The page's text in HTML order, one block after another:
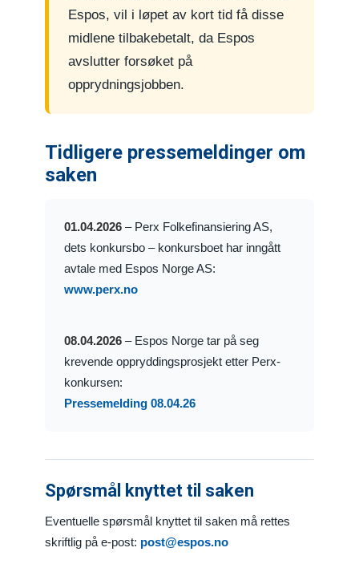
Espos, vil i løpet av kort tid få disse
midlene tilbakebetalt, da Espos
avslutter forsøket på
opprydningsjobben.
Tidligere pressemeldinger om
saken
01.04.2026 – Perx Folkefinansiering AS,
dets konkursbo – konkursboet har inngått
avtale med Espos Norge AS:
www.perx.no
08.04.2026 – Espos Norge tar på seg
krevende oppryddingsprosjekt etter Perx-
konkursen:
Pressemelding 08.04.26
Spørsmål knyttet til saken
Eventuelle spørsmål knyttet til saken må rettes
skriftlig på e-post: post@espos.no